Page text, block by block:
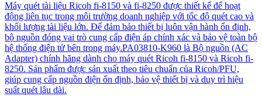
Máy quét tài liệu Ricoh fi-8150 và fi-8250 được thiết kế để hoạt
động liên tục trong môi trường doanh nghiệp với tốc độ quét cao và
khối lượng tài liệu lớn. Để đảm bảo thiết bị luôn vận hành ổn định,
bộ nguồn đóng vai trò cung cấp điện áp chính xác và bảo vệ toàn bộ
hệ thống điện tử bên trong máy.PA03810-K960 là Bộ nguồn (AC
Adapter) chính hãng dành cho máy quét Ricoh fi-8150 và Ricoh fi-
8250. Sản phẩm được sản xuất theo tiêu chuẩn của Ricoh/PFU,
giúp cung cấp nguồn điện ổn định, bảo vệ thiết bị và duy trì hiệu
suất quét lâu dài.